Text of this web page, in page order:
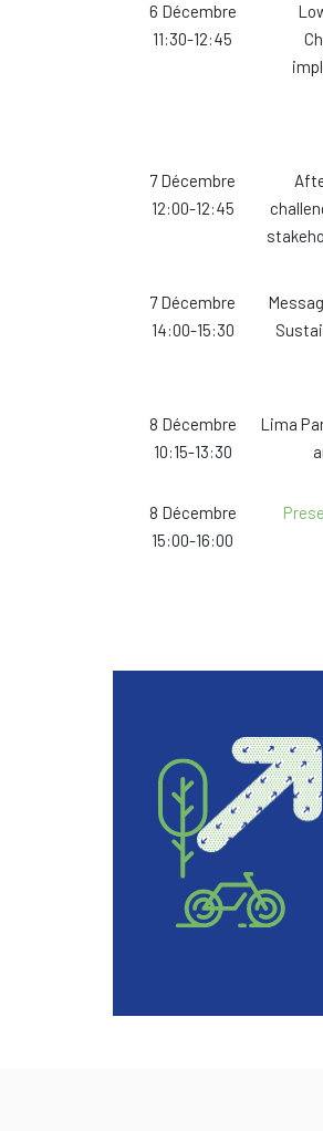
6 Décembre
11:30-12:45
7 Décembre
12:00-12:45
7 Décembre
14:00-15:30
8 Décembre
10:15-13:30
Lima
8 Décembre
15:00-16:00